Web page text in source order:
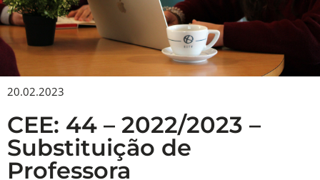
20.02.2023
CEE: 44 – 2022/2023 –
Substituição de
Professora